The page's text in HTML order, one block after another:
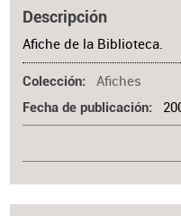
Descripción
Afiche de la Biblioteca.
Colección Afiches
Fecha de publicación